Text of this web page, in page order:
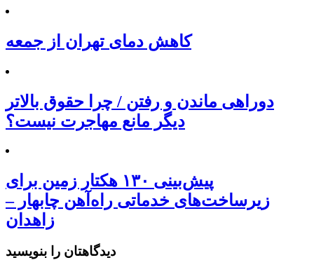
کاهش دمای تهران از جمعه
دوراهی ماندن و رفتن / چرا حقوق بالاتر
دیگر مانع مهاجرت نیست؟
پیش‌بینی ۱۳۰ هکتار زمین برای
زیرساخت‌های خدماتی راه‌آهن چابهار –
زاهدان
دیدگاهتان را بنویسید